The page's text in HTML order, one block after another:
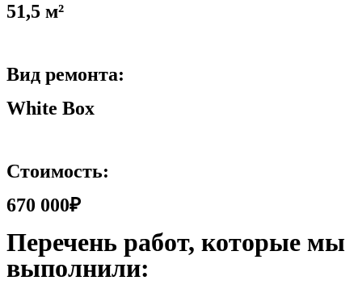
51,5 м²
Вид ремонта:
White Box
Стоимость:
670 000₽
Перечень работ, которые мы
выполнили: